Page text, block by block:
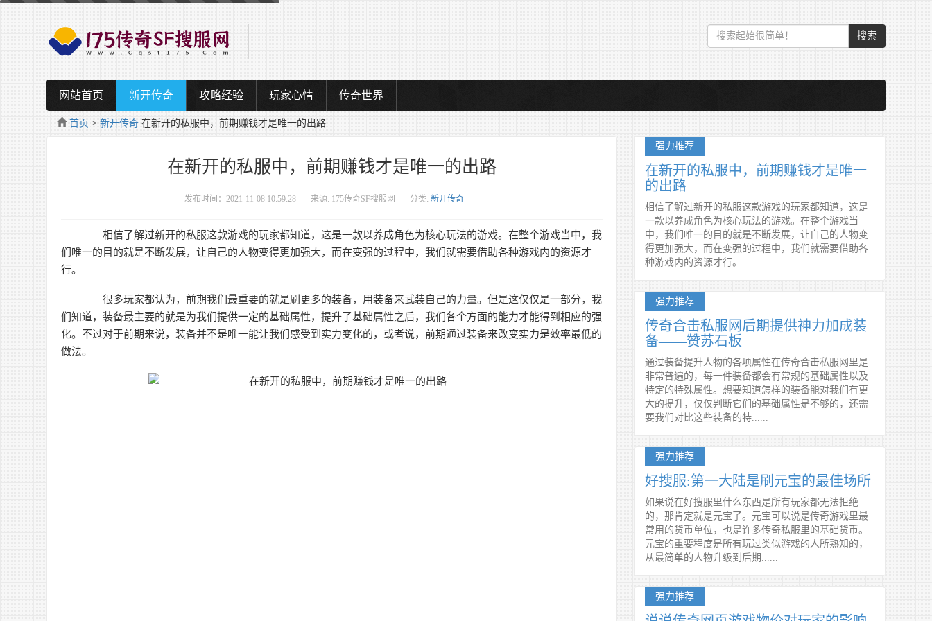
搜索
网站首页 新开传奇 攻略经验 玩家心情 传奇世界
首页 >新开传奇 在新开的私服中，前期赚钱才是唯一的出路
在新开的私服中，前期赚钱才是唯一的出路
发布时间：2021-11-08 10:59:28 来源: 175传奇SF搜服网 分类:新开传奇
相信了解过新开的私服这款游戏的玩家都知道，这是一款以养成角色为核心玩法的游戏。在整个游戏当中，我
们唯一的目的就是不断发展，让自己的人物变得更加强大，而在变强的过程中，我们就需要借助各种游戏内的资源才
行。
很多玩家都认为，前期我们最重要的就是刷更多的装备，用装备来武装自己的力量。但是这仅仅是一部分，我
们知道，装备最主要的就是为我们提供一定的基础属性，提升了基础属性之后，我们各个方面的能力才能得到相应的强
化。不过对于前期来说，装备并不是唯一能让我们感受到实力变化的，或者说，前期通过装备来改变实力是效率最低的
做法。
强力推荐
在新开的私服中，前期赚钱才是唯一
的出路
相信了解过新开的私服这款游戏的玩家都知道，这是
一款以养成角色为核心玩法的游戏。在整个游戏当
中，我们唯一的目的就是不断发展，让自己的人物变
得更加强大，而在变强的过程中，我们就需要借助各
种游戏内的资源才行。......
强力推荐
传奇合击私服网后期提供神力加成装
备——赞苏石板
通过装备提升人物的各项属性在传奇合击私服网里是
非常普遍的，每一件装备都会有常规的基础属性以及
特定的特殊属性。想要知道怎样的装备能对我们有更
大的提升，仅仅判断它们的基础属性是不够的，还需
要我们对比这些装备的特......
强力推荐
好搜服:第一大陆是刷元宝的最佳场所
如果说在好搜服里什么东西是所有玩家都无法拒绝
的，那肯定就是元宝了。元宝可以说是传奇游戏里最
常用的货币单位，也是许多传奇私服里的基础货币。
元宝的重要程度是所有玩过类似游戏的人所熟知的，
从最简单的人物升级到后期......
强力推荐